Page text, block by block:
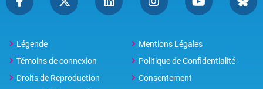
Légende
Mentions Légales
Témoins de connexion
Politique de Confidentialité
Droits de Reproduction
Consentement